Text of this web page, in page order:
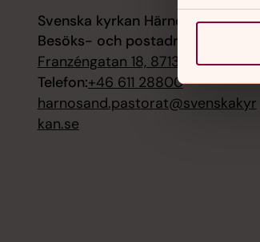
Svenska kyrkan Härnösand
Besöks- och postadress:
Franzéngatan 18, 87131 Härnösand
Telefon:+46 611 28800
harnosand.pastorat@svenskakyr
kan.se